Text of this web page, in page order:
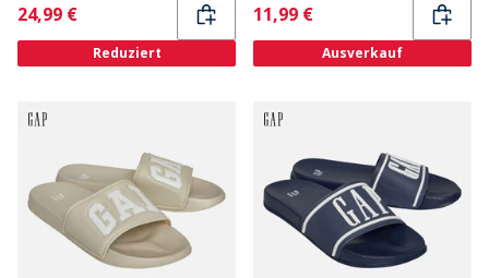
Current
24,99 €
Reduziert
Current
11,99 €
Ausverkauf